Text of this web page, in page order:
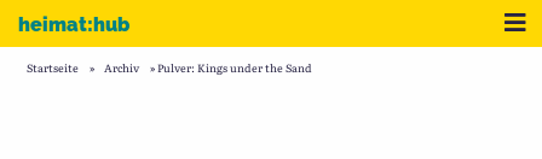
Zum Inhalt
heimat:hub
Startseite » Archiv »Pulver: Kings under the Sand